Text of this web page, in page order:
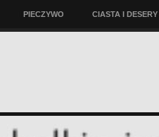
PIECZYWO CIASTA I DESERY